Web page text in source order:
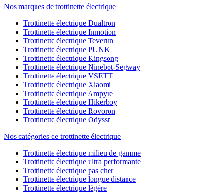
Nos marques de trottinette électrique
Trottinette électrique Dualtron
Trottinette électrique Inmotion
Trottinette électrique Teverun
Trottinette électrique PUNK
Trottinette électrique Kingsong
Trottinette électrique Ninebot-Segway
Trottinette électrique VSETT
Trottinette électrique Xiaomi
Trottinette électrique Ampyre
Trottinette électrique Hikerboy
Trottinette électrique Rovoron
Trottinette électrique Odyssr
Nos catégories de trottinette électrique
Trottinette électrique milieu de gamme
Trottinette électrique ultra performante
Trottinette électrique pas cher
Trottinette électrique longue distance
Trottinette électrique légère